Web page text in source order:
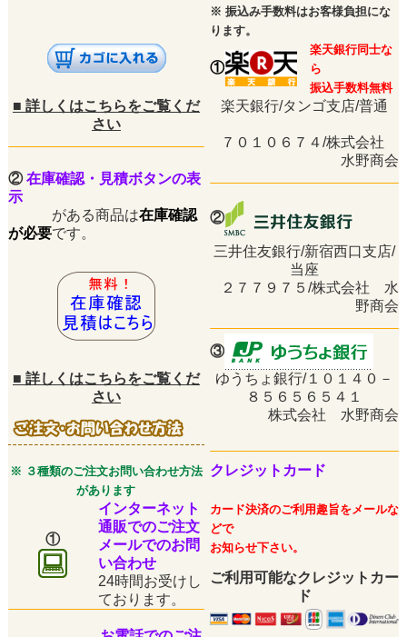
※ 振込み手数料はお客様負担にな
ります。
①
楽天銀行同士な
ら
振込手数料無料
■ 詳しくはこちらをご覧くだ
さい
楽天銀行/タンゴ支店/普通
７０１０６７４/株式会社
水野商会
②在庫確認・見積ボタンの表
示
がある商品は在庫確認
が必要です。
②
三井住友銀行/新宿西口支店/
当座
２７７９７５/株式会社 水
野商会
③
■ 詳しくはこちらをご覧くだ
さい
ゆうちょ銀行/１０１４０－
８５６５６５４１
株式会社 水野商会
※ ３種類のご注文お問い合わせ方法
があります
クレジットカード
①
インターネット
通販でのご注文
メールでのお問
い合わせ
24時間お受けし
ております。
カード決済のご利用趣旨をメールな
どで
お知らせ下さい。
ご利用可能なクレジットカー
ド